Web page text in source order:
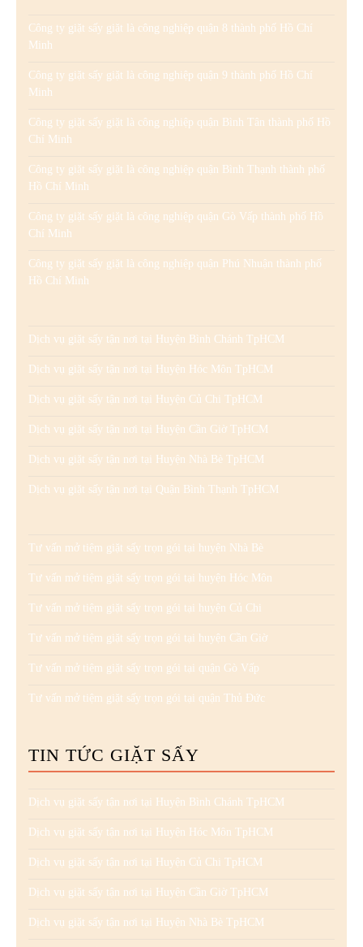
Công ty giặt sấy giặt là công nghiệp quận 8 thành phố Hồ Chí
Minh
Công ty giặt sấy giặt là công nghiệp quận 9 thành phố Hồ Chí
Minh
Công ty giặt sấy giặt là công nghiệp quận Bình Tân thành phố Hồ
Chí Minh
Công ty giặt sấy giặt là công nghiệp quận Bình Thạnh thành phố
Hồ Chí Minh
Công ty giặt sấy giặt là công nghiệp quận Gò Vấp thành phố Hồ
Chí Minh
Công ty giặt sấy giặt là công nghiệp quận Phú Nhuận thành phố
Hồ Chí Minh
Dịch vụ giặt sấy tận nơi tại Huyện Bình Chánh TpHCM
Dịch vụ giặt sấy tận nơi tại Huyện Hóc Môn TpHCM
Dịch vụ giặt sấy tận nơi tại Huyện Củ Chi TpHCM
Dịch vụ giặt sấy tận nơi tại Huyện Cần Giờ TpHCM
Dịch vụ giặt sấy tận nơi tại Huyện Nhà Bè TpHCM
Dịch vụ giặt sấy tận nơi tại Quận Bình Thạnh TpHCM
Tư vấn mở tiệm giặt sấy trọn gói tại huyện Nhà Bè
Tư vấn mở tiệm giặt sấy trọn gói tại huyện Hóc Môn
Tư vấn mở tiệm giặt sấy trọn gói tại huyện Củ Chi
Tư vấn mở tiệm giặt sấy trọn gói tại huyện Cần Giờ
Tư vấn mở tiệm giặt sấy trọn gói tại quận Gò Vấp
Tư vấn mở tiệm giặt sấy trọn gói tại quận Thủ Đức
TIN TỨC GIẶT SẤY
Dịch vụ giặt sấy tận nơi tại Huyện Bình Chánh TpHCM
Dịch vụ giặt sấy tận nơi tại Huyện Hóc Môn TpHCM
Dịch vụ giặt sấy tận nơi tại Huyện Củ Chi TpHCM
Dịch vụ giặt sấy tận nơi tại Huyện Cần Giờ TpHCM
Dịch vụ giặt sấy tận nơi tại Huyện Nhà Bè TpHCM